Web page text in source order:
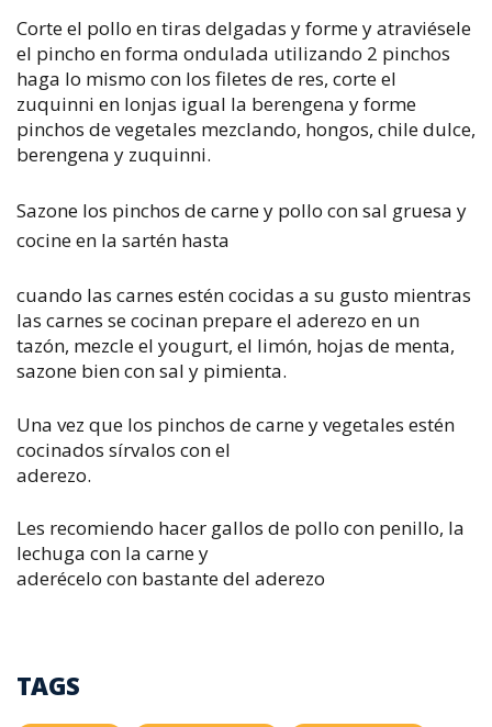
Corte el pollo en tiras delgadas y forme y atraviésele
el pincho en forma ondulada utilizando 2 pinchos
haga lo mismo con los filetes de res, corte el
zuquinni en lonjas igual la berengena y forme
pinchos de vegetales mezclando, hongos, chile dulce,
berengena y zuquinni.
Sazone los pinchos de carne y pollo con sal gruesa y
cocine en la sartén hasta
cuando las carnes estén cocidas a su gusto mientras
las carnes se cocinan prepare el aderezo en un
tazón, mezcle el yougurt, el limón, hojas de menta,
sazone bien con sal y pimienta.
Una vez que los pinchos de carne y vegetales estén
cocinados sírvalos con el
aderezo.
Les recomiendo hacer gallos de pollo con penillo, la
lechuga con la carne y
aderécelo con bastante del aderezo
TAGS